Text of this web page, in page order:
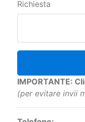
IMPORTANTE:
(per evitare invii
Telefono: